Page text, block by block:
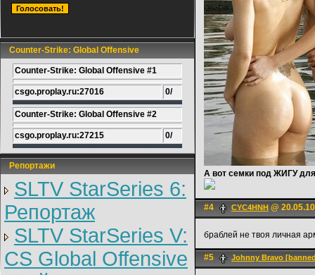
Counter-Strike: Global Offensive
Counter-Strike: Global Offensive #1
csgo.proplay.ru:27016 0/
Counter-Strike: Global Offensive #2
csgo.proplay.ru:27215 0/
Репортажи
SLTV StarSeries 6:
Репортаж
SLTV StarSeries V:
CS Global Offensive
А вот семки под ЖИГУ
#4 CYC4HNH @
браблей не твоя личная
#5 Johnny Bravo